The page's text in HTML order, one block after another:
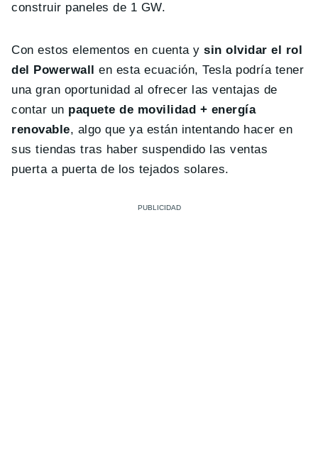
construir paneles de 1 GW.
Con estos elementos en cuenta ysin olvidar el rol
del Powerwall
en esta ecuación, Tesla podría tener
una gran oportunidad al ofrecer las ventajas de
contar un paquete de movilidad + energía
renovable, algo que ya están intentando hacer en
sus tiendas tras haber suspendido las ventas
puerta a puerta de los tejados solares.